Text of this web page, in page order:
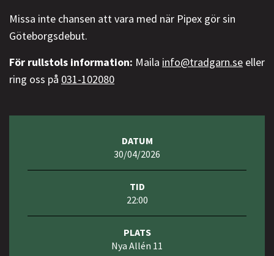
Missa inte chansen att vara med när Pipex gör sin
Göteborgsdebut.
För rullstols information: Maila info@tradgarn.se eller
ring oss på 031-102080
DATUM
30/04/2026
TID
22:00
PLATS
Nya Allén 11